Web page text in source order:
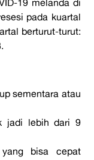
19 melanda di
pada kuartal
berturut-turut:
sementara atau
jadi lebih dari 9
bisa cepat